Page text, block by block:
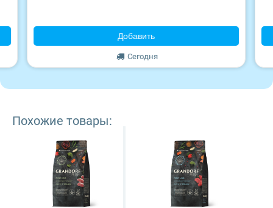
Craftia
Добавить
Сегодня
Похожие товары: